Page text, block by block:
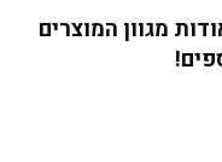
מגוון המוצרים